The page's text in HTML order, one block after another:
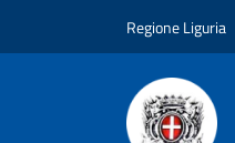
Regione Liguria